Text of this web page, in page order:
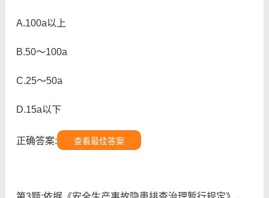
A.100a以上
B.50～100a
C.25～50a
D.15a以下
正确答案: 查看最佳答案